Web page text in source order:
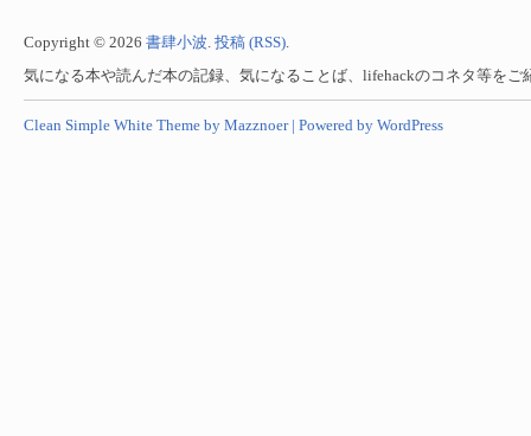
Copyright © 2026 書肆小波. 投稿 (RSS).
気になる本や読んだ本の記録、気になることば、lifehackのコネタ等をご
Clean Simple White Theme by Mazznoer | Powered by WordPress